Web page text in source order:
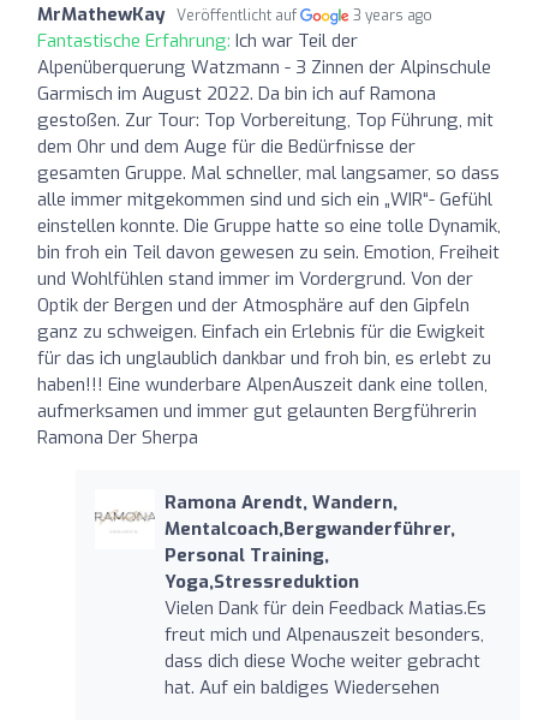
MrMathewKay Veröffentlicht auf 3 years ago
Fantastische Erfahrung: Ich war Teil der
Alpenüberquerung Watzmann - 3 Zinnen der Alpinschule
Garmisch im August 2022. Da bin ich auf Ramona
gestoßen. Zur Tour: Top Vorbereitung, Top Führung, mit
dem Ohr und dem Auge für die Bedürfnisse der
gesamten Gruppe. Mal schneller, mal langsamer, so dass
alle immer mitgekommen sind und sich ein „WIR“- Gefühl
einstellen konnte. Die Gruppe hatte so eine tolle Dynamik,
bin froh ein Teil davon gewesen zu sein. Emotion, Freiheit
und Wohlfühlen stand immer im Vordergrund. Von der
Optik der Bergen und der Atmosphäre auf den Gipfeln
ganz zu schweigen. Einfach ein Erlebnis für die Ewigkeit
für das ich unglaublich dankbar und froh bin, es erlebt zu
haben!!! Eine wunderbare AlpenAuszeit dank eine tollen,
aufmerksamen und immer gut gelaunten Bergführerin
Ramona Der Sherpa
Ramona Arendt, Wandern,
Mentalcoach,Bergwanderführer,
Personal Training,
Yoga,Stressreduktion
Vielen Dank für dein Feedback Matias.Es
freut mich und Alpenauszeit besonders,
dass dich diese Woche weiter gebracht
hat. Auf ein baldiges Wiedersehen